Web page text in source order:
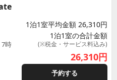
時
1泊1室平均金額 26,310円
1泊1室の合計金額
(※税金・サービス料込み)
26,310円
予約する